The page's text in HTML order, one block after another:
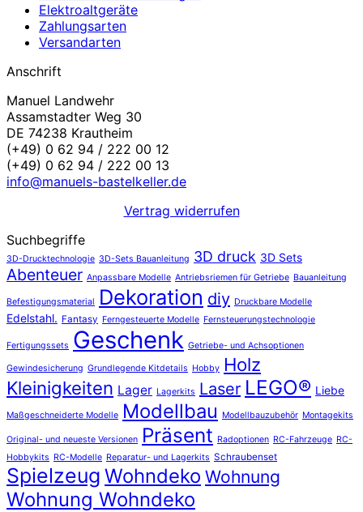
Elektroaltgeräte
Zahlungsarten
Versandarten
Anschrift
Manuel Landwehr
Assamstadter Weg 30
DE 74238 Krautheim
(+49) 0 62 94 / 222 00 12
(+49) 0 62 94 / 222 00 13
info@manuels-bastelkeller.de
Vertrag widerrufen
Suchbegriffe
3D-Drucktechnologie 3D-Sets Bauanleitung 3D druck 3D Sets
Abenteuer Anpassbare Modelle Antriebsriemen für Getriebe Bauanleitung
Befestigungsmaterial Dekoration diy Druckbare Modelle
Edelstahl. Fantasy Ferngesteuerte Modelle Fernsteuerungstechnologie
Fertigungssets Geschenk Getriebe- und Achsoptionen
Gewindesicherung Grundlegende Kitdetails Hobby Holz
Kleinigkeiten Lager Lagerkits Laser LEGO® Liebe
Maßgeschneiderte Modelle Modellbau Modellbauzubehör Montagekits
Original- und neueste Versionen Präsent Radoptionen RC-Fahrzeuge RC-
Hobbykits RC-Modelle Reparatur- und Lagerkits Schraubenset
Spielzeug Wohndeko Wohnung
Wohnung Wohndeko